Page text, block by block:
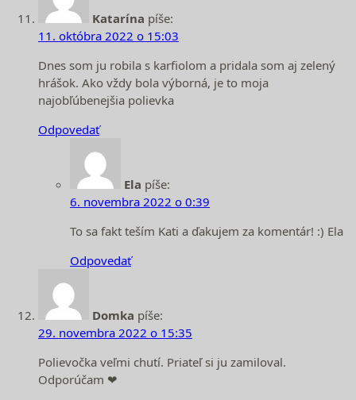
Katarína píše:
11. októbra 2022 o 15:03
Dnes som ju robila s karfiolom a pridala som aj zelený
hrášok. Ako vždy bola výborná, je to moja
najobľúbenejšia polievka
Odpovedať
Ela píše:
6. novembra 2022 o 0:39
To sa fakt teším Kati a ďakujem za komentár! :) Ela
Odpovedať
Domka píše:
29. novembra 2022 o 15:35
Polievočka veľmi chutí. Priateľ si ju zamiloval.
Odporúčam ❤️